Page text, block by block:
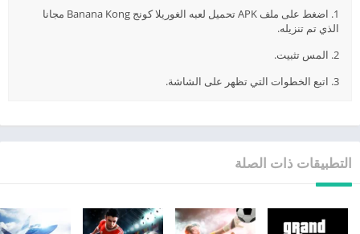
1. اضغط على ملف APK تحميل لعبه الغوريلا كونج Banana Kong مجانا
الذي تم تنزيله.
2. المس تثبيت.
3. اتبع الخطوات التي تظهر على الشاشة.
التطبيقات ذات الصلة